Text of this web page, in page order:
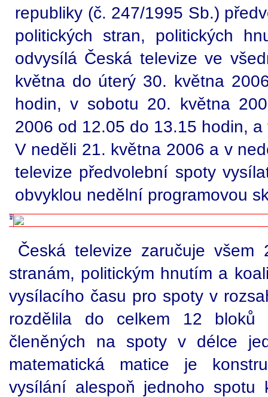
republiky (č. 247/1995 Sb.)
politických stran, politických
odvysílá Česká televize ve
května do úterý 30. května
hodin, v sobotu 20. května
2006 od 12.05 do 13.15 hodin,
V neděli 21. května 2006 a v
televize předvolební spoty
obvyklou nedělní programovou
Česká televize zaručuje všem
stranám, politickým hnutím a
vysílacího času pro spoty v
rozdělila do celkem 12 bloků
členěných na spoty v délce
matematická matice je
vysílání alespoň jednoho spotu